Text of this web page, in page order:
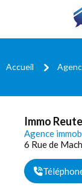
Accueil
Immo
Agence
6 Rue de